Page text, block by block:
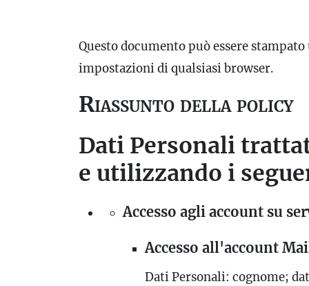
Questo documento può essere
impostazioni di qualsiasi browser.
Riassunto della policy
Dati Personali
e utilizzando i
Accesso agli account su
Accesso all'account
Dati Personali: cognome;